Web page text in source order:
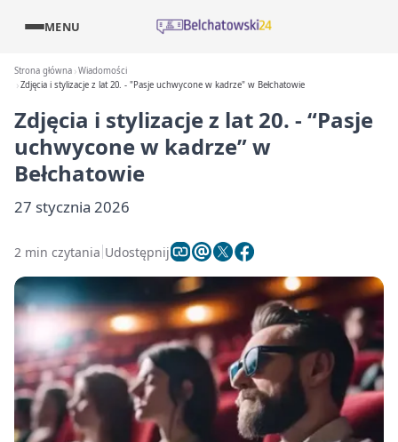
MENU
Strona główna Wiadomości
Zdjęcia i stylizacje z lat 20. - "Pasje uchwycone w kadrze" w Bełchatowie
Zdjęcia i stylizacje z lat 20. - “Pasje
uchwycone w kadrze” w
Bełchatowie
27 stycznia 2026
2 min czytania Udostępnij